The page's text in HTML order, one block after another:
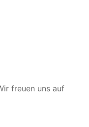
freuen uns auf